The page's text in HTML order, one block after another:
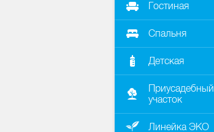
Гостиная
Спальня
Детская
Приусадебный
участок
Линейка ЭКО